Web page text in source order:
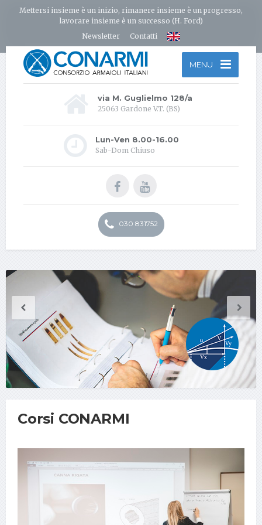
Mettersi insieme è un inizio, rimanere insieme è un progresso,
lavorare insieme è un successo (H. Ford)
Newsletter
Contatti
MENU
via M. Guglielmo 128/a
25063 Gardone V.T. (BS)
Lun-Ven 8.00-16.00
Sab-Dom Chiuso
030 831752
Corsi CONARMI